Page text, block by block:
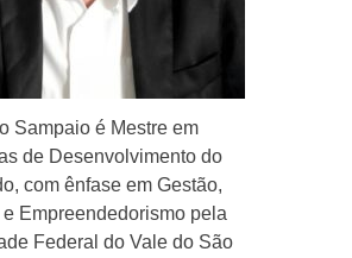
Sampaio é Mestre em
de Desenvolvimento do
com ênfase em Gestão,
e Empreendedorismo pela
Federal do Vale do São